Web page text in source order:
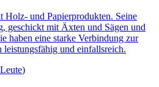
Holz- und Papierprodukten. Seine
geschickt mit Äxten und Sägen und
haben eine starke Verbindung zur
und einfallsreich.
Leute)